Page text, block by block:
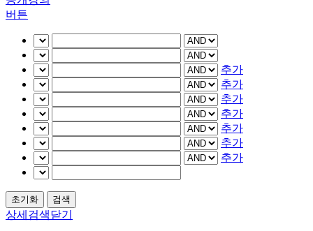
버튼
추가
추가
추가
추가
추가
추가
추가
상세검색닫기